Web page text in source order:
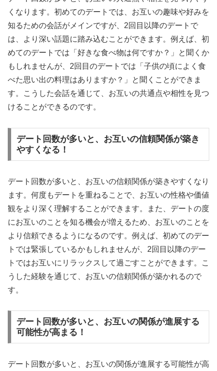
くなります。初めてのデートでは、お互いの趣味や好みを
知るための会話がメインですが、2回目以降のデートで
は、より深い話題に踏み込むことができます。例えば、初
めてのデートでは「好きな食べ物は何ですか？」と聞くか
もしれませんが、2回目のデートでは「子供の頃によく食
べた思い出の料理はありますか？」と聞くことができま
す。こうした会話を通じて、お互いの共通点や相性を見つ
けることができるのです。
デート回数が多いと、お互いの信頼関係が築き
やすくなる！
デート回数が多いと、お互いの信頼関係が築きやすくなり
ます。何度もデートを重ねることで、お互いの性格や価値
観をより深く理解することができます。また、デートの度
にお互いのことを知る機会が増えるため、お互いのことを
より信頼できるようになるのです。例えば、初めてのデー
トでは緊張しているかもしれませんが、2回目以降のデー
トではお互いにリラックスして過ごすことができます。こ
うした経験を通じて、お互いの信頼関係が築かれるので
す。
デート回数が多いと、お互いの関係が進展する
可能性が高まる！
デート回数が多いと、お互いの関係が進展する可能性が高